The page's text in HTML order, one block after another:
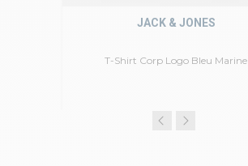
T-Shirt Corp Logo Bleu Marine
JACK & JONES